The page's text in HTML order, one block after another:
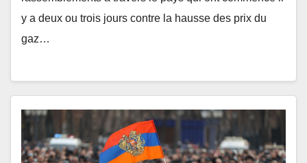
y a deux ou trois jours contre la hausse des prix du
gaz…